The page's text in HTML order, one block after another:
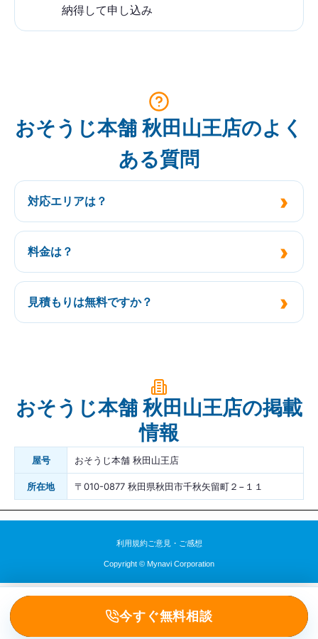
納得して申し込み
おそうじ本舗 秋田山王店のよく
ある質問
対応エリアは？
料金は？
見積もりは無料ですか？
おそうじ本舗 秋田山王店の掲載
情報
屋号 おそうじ本舗 秋田山王店
所在地 〒010-0877 秋田県秋田市千秋矢留町２−１１
利用規約ご意見・ご感想
Copyright © Mynavi Corporation
今すぐ無料相談